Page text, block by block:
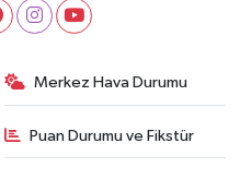
Merkez Hava Durumu
Puan Durumu ve Fikstür